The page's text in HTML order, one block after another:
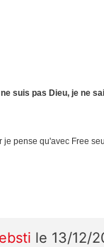
suis pas Dieu, je ne
je pense qu'avec Free
le 13/12/